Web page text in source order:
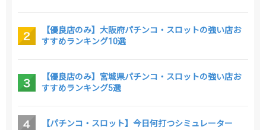
【優良店のみ】大阪府パチンコ・スロットの強い店お
すすめランキング10選
【優良店のみ】宮城県パチンコ・スロットの強い店お
すすめランキング5選
【パチンコ・スロット】今日何打つシミュレーター